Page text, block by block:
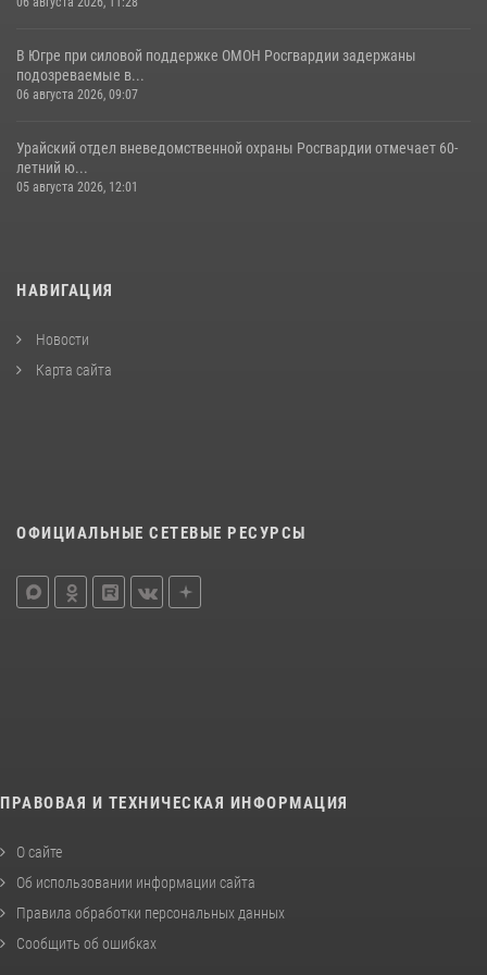
В Югре при силовой поддержке ОМОН Росгвардии задержаны
подозреваемые в...
06 августа 2026, 09:07
Урайский отдел вневедомственной охраны Росгвардии отмечает 60-
летний ю...
05 августа 2026, 12:01
НАВИГАЦИЯ
Новости
Карта сайта
ОФИЦИАЛЬНЫЕ СЕТЕВЫЕ РЕСУРСЫ
ПРАВОВАЯ И ТЕХНИЧЕСКАЯ ИНФОРМАЦИЯ
О сайте
Об использовании информации сайта
Правила обработки персональных данных
Сообщить об ошибках